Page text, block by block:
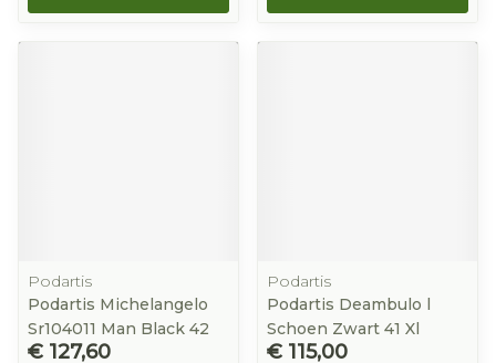
Podartis
Podartis Michelangelo
Sr104011 Man Black 42
€ 127,60
Podartis
Podartis Deambulo l
Schoen Zwart 41 Xl
€ 115,00